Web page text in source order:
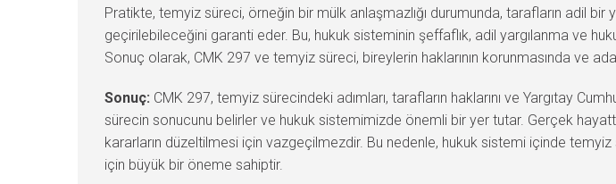
Pratikte, temyiz süreci, örneğin bir mülk anlaşmazlığı durumunda, tarafların adil bir
geçirilebileceğini garanti eder. Bu, hukuk sisteminin şeffaflık, adil yargılanma ve
Sonuç olarak, CMK 297 ve temyiz süreci, bireylerin haklarının korunmasında ve
Sonuç: CMK 297, temyiz sürecindeki adımları, tarafların haklarını ve Yargıtay
sürecin sonucunu belirler ve hukuk sistemimizde önemli bir yer tutar. Gerçek
kararların düzeltilmesi için vazgeçilmezdir. Bu nedenle, hukuk sistemi içinde
için büyük bir öneme sahiptir.